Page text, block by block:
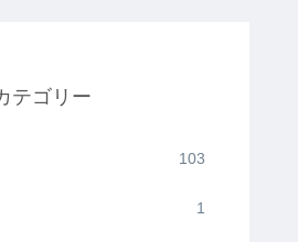
テゴリー
103
1